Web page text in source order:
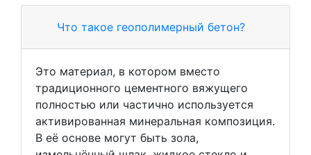
Что такое геополимерный бетон?
Это материал, в котором вместо
традиционного цементного вяжущего
полностью или частично используется
активированная минеральная композиция.
В её основе могут быть зола,